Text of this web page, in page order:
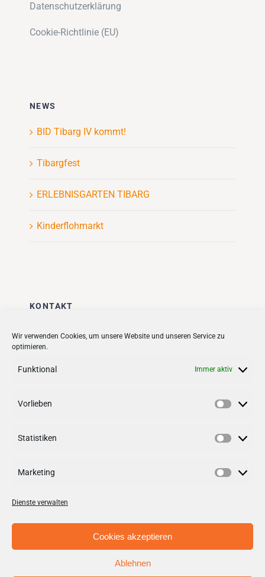
Wir verwenden Cookies, um unsere Website und unseren Service zu
optimieren.
Funktional Immer aktiv
Vorlieben
Statistiken
Marketing
Dienste verwalten
Cookies akzeptieren
Ablehnen
Datenschutzerklärung
Cookie-Richtlinie (EU)
NEWS
BID Tibarg IV kommt!
Tibargfest
ERLEBNISGARTEN TIBARG
Kinderflohmarkt
KONTAKT
Stadt + Handel City- und
Quartiersmanagement
Follow us on
© Copyright 2012 - 2026 | Stadt + Handel City- und